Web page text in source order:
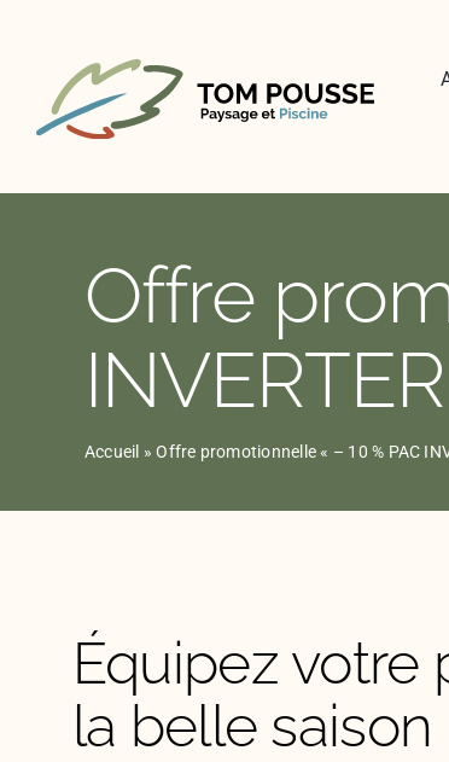
Offre
Accueil »Offre promotionnelle « – 10 % PAC
Équipez votre
la belle saison